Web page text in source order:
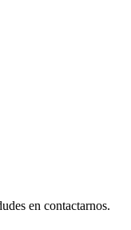
en contactarnos.